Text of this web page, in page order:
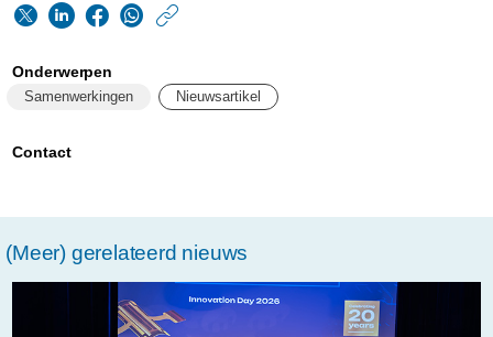
elsevier-
consumentenmerk-
naar-
Onderwerpen
Samenwerkingen Nieuwsartikel
Contact
(Meer) gerelateerd nieuws